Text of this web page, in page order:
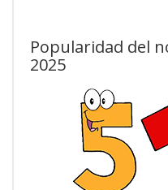
Popularidad del
2025